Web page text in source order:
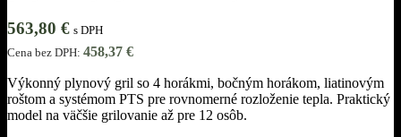
563,80 € s DPH
Cena bez DPH: 458,37 €
Výkonný plynový gril so 4 horákmi, bočným horákom, liatinovým
roštom a systémom PTS pre rovnomerné rozloženie tepla. Praktický
model na väčšie grilovanie až pre 12 osôb.